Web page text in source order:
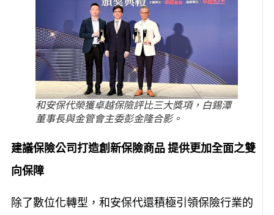
和安保代榮獲卓越保險評比三大獎項，白錫潭
董事長與金管會主委彭金隆合影。
建議保險公司打造創新保險商品提供更加全面之雙
向保障
除了數位化轉型，和安保代還積極引領保險行業的